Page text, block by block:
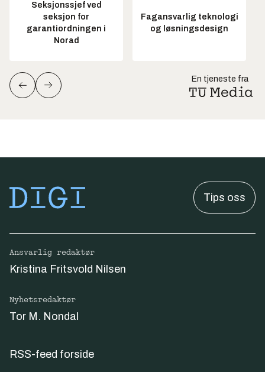
Seksjonssjef ved
seksjon for
garantiordningen i
Norad
Fagansvarlig teknologi
og løsningsdesign
En tjeneste fra
Tips oss
Ansvarlig redaktør
Kristina Fritsvold Nilsen
Nyhetsredaktør
Tor M. Nondal
RSS-feed forside